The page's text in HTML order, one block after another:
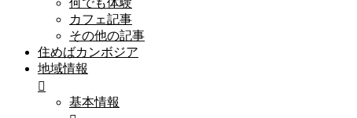
何でも体験
カフェ記事
その他の記事
住めばカンボジア
地域情報
基本情報